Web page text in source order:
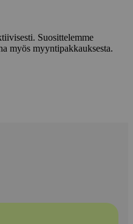
Suosittelemme
myös myyntipakkauksesta.